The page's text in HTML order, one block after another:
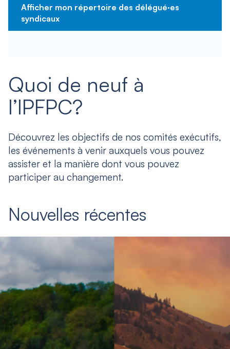
Afficher mon répertoire des délégué·es
syndicaux
Quoi de neuf à
l’IPFPC?
Découvrez les objectifs de nos comités exécutifs,
les événements à venir auxquels vous pouvez
assister et la manière dont vous pouvez
participer au changement.
Nouvelles récentes